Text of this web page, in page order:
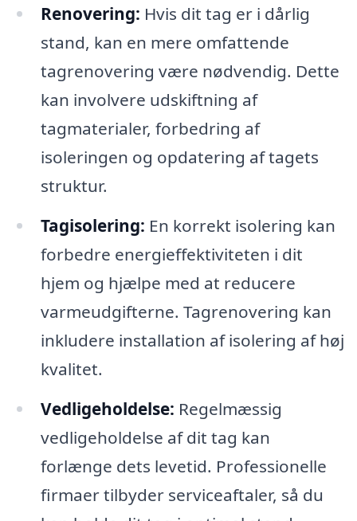
Renovering: Hvis dit tag er i dårlig
stand, kan en mere omfattende
tagrenovering være nødvendig. Dette
kan involvere udskiftning af
tagmaterialer, forbedring af
isoleringen og opdatering af tagets
struktur.
Tagisolering: En korrekt isolering kan
forbedre energieffektiviteten i dit
hjem og hjælpe med at reducere
varmeudgifterne. Tagrenovering kan
inkludere installation af isolering af høj
kvalitet.
Vedligeholdelse: Regelmæssig
vedligeholdelse af dit tag kan
forlænge dets levetid. Professionelle
firmaer tilbyder serviceaftaler, så du